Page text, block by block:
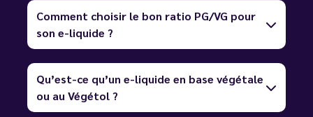
Comment choisir le bon ratio PG/VG pour
son e-liquide ?
Qu’est-ce qu’un e-liquide en base végétale
ou au Végétol ?